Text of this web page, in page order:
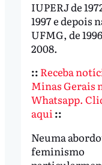
IUPERJ de
1997 e depois
UFMG, de
2008.
:: Receba
Minas Gerais
Whatsapp.
aqui::
Neuma
feminismo